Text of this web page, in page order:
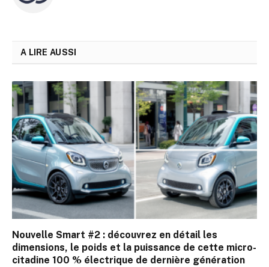
A LIRE AUSSI
Nouvelle Smart #2 : découvrez en détail les
dimensions, le poids et la puissance de cette micro-
citadine 100 % électrique de dernière génération